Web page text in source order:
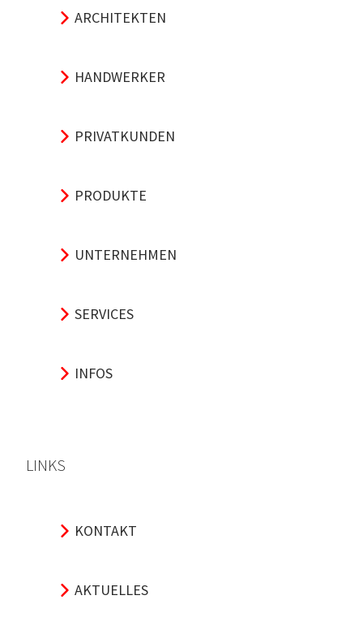
ARCHITEKTEN
HANDWERKER
PRIVATKUNDEN
PRODUKTE
UNTERNEHMEN
SERVICES
INFOS
LINKS
KONTAKT
AKTUELLES